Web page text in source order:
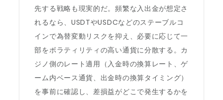
先する戦略も現実的だ。頻繁な入出金が想定さ
れるなら、USDTやUSDCなどのステーブルコ
インで為替変動リスクを抑え、必要に応じて一
部をボラティリティの高い通貨に分散する。カ
ジノ側のレート適用（入金時の換算レート、ゲ
ーム内ベース通貨、出金時の換算タイミング）
を事前に確認し、差損益がどこで発生するかを